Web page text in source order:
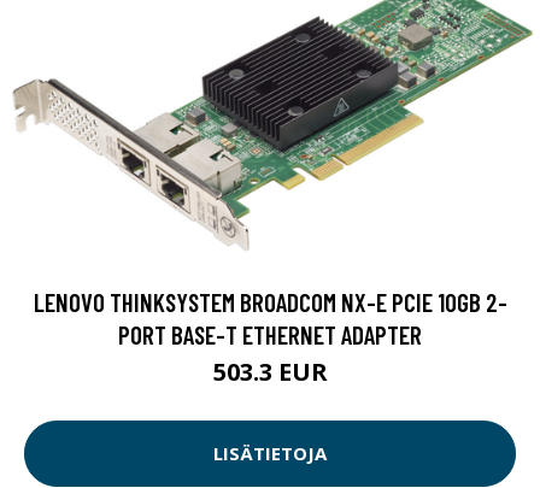
LENOVO THINKSYSTEM BROADCOM NX-E PCIE 10GB 2-
PORT BASE-T ETHERNET ADAPTER
503.3 EUR
LISÄTIETOJA